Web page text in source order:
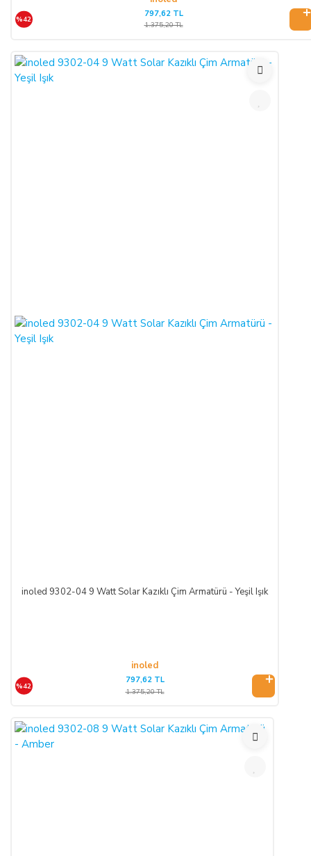
%42
797,62 TL
1.375,20 TL
inoled 9302-04 9 Watt Solar Kazıklı Çim Armatürü - Yeşil Işık
inoled
%42
797,62 TL
1.375,20 TL